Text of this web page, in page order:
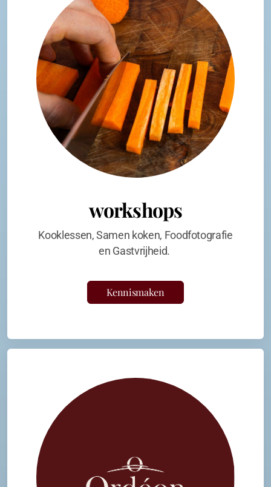
workshops
Kooklessen, Samen koken, Foodfotografie
en Gastvrijheid.
Kennismaken